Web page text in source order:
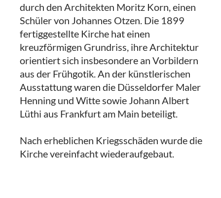
durch den Architekten Moritz Korn, einen
Schüler von Johannes Otzen. Die 1899
fertiggestellte Kirche hat einen
kreuzförmigen Grundriss, ihre Architektur
orientiert sich insbesondere an Vorbildern
aus der Frühgotik. An der künstlerischen
Ausstattung waren die Düsseldorfer Maler
Henning und Witte sowie Johann Albert
Lüthi aus Frankfurt am Main beteiligt.
Nach erheblichen Kriegsschäden wurde die
Kirche vereinfacht wiederaufgebaut.